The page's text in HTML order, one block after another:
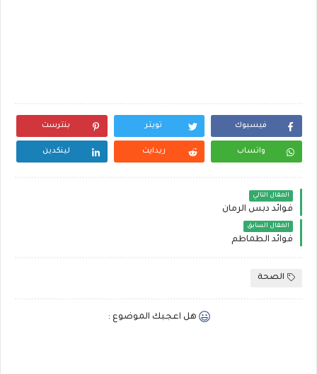
فيسبوك تويتر بنترست
واتساب ريدايت لينكدين
المقال التالي
فوائد دبس الرمان
المقال السابق
فوائد الطماطم
الصحة
هل اعجبك الموضوع :